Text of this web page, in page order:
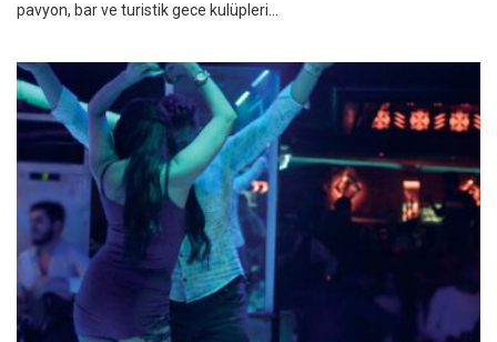
pavyon, bar ve turistik gece kulüpleri…